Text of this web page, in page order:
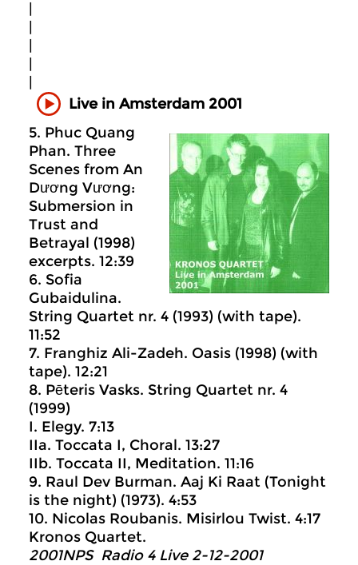
Live in Amsterdam 2001
5. Phuc Quang
Phan. Three
Scenes from An
Dương Vương:
Submersion in
Trust and
Betrayal (1998)
excerpts. 12:39
6. Sofia
Gubaidulina.
String Quartet nr. 4 (1993) (with tape).
11:52
7. Franghiz Ali-Zadeh. Oasis (1998) (with
tape). 12:21
8. Pēteris Vasks. String Quartet nr. 4
(1999)
I. Elegy. 7:13
IIa. Toccata I, Choral. 13:27
IIb. Toccata II, Meditation. 11:16
9. Raul Dev Burman. Aaj Ki Raat (Tonight
is the night) (1973). 4:53
10. Nicolas Roubanis. Misirlou Twist. 4:17
Kronos Quartet.
2001NPS Radio 4 Live 2-12-2001